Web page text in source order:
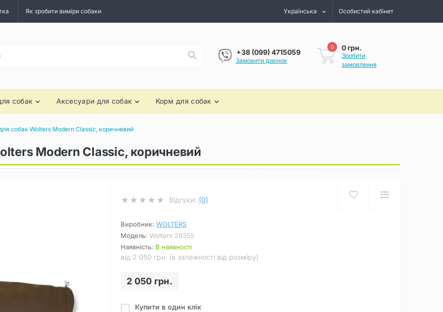
Як зробити виміри собаки Українська Особистий кабінет
+38 (099) 4715059
Замовити дзвінок
0 0 грн.
Зробити
замовлення
собак Аксесуари для собак Корм для собак
собак Wolters Modern Classic, коричневий
Modern Classic, коричневий
Відгуки: (0)
Виробник: WOLTERS
Модель: Wolters 28355
Наявність: В наявності
від 2 050 грн. (в залежності від розміру)
2 050 грн.
Купити в один клік